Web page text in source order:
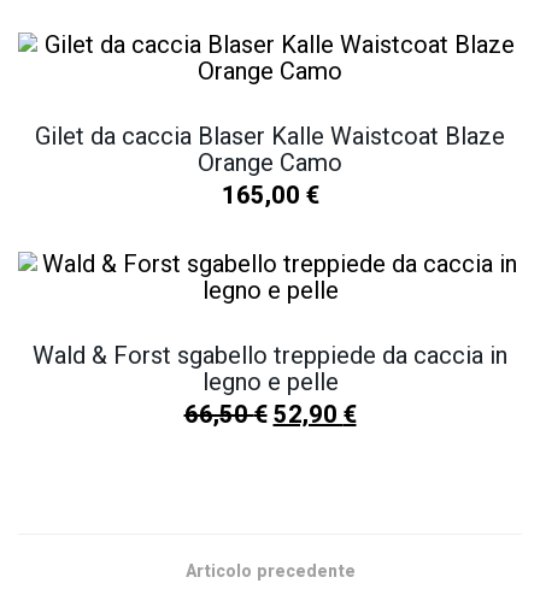
Gilet da caccia Blaser Kalle Waistcoat Blaze
Orange Camo
165,00 €
Wald & Forst sgabello treppiede da caccia in
legno e pelle
66,50€52,90€
Articolo precedente